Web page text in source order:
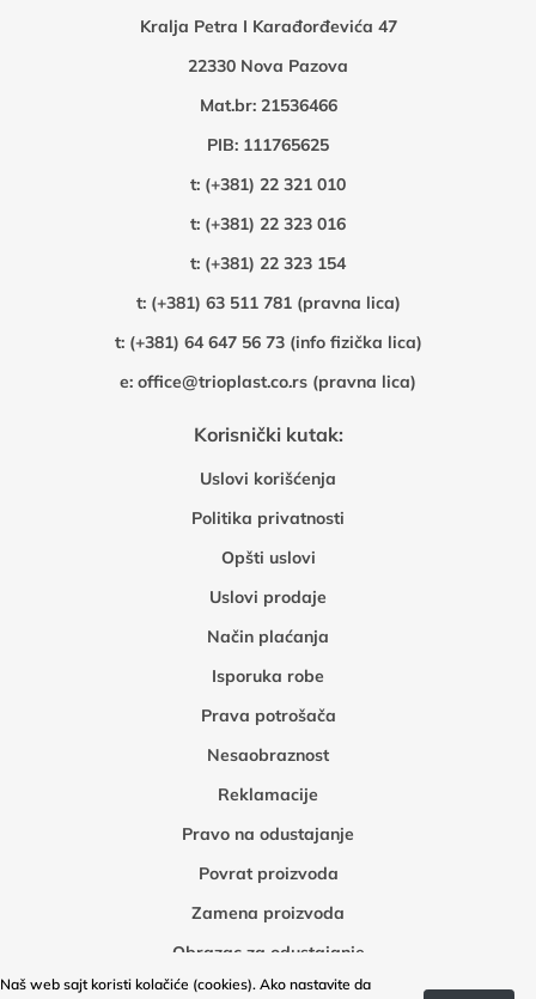
Kralja Petra I Karađorđevića 47
22330 Nova Pazova
Mat.br: 21536466
PIB: 111765625
t: (+381) 22 321 010
t: (+381) 22 323 016
t: (+381) 22 323 154
t: (+381) 63 511 781 (pravna lica)
t: (+381) 64 647 56 73 (info fizička lica)
e: office@trioplast.co.rs (pravna lica)
Korisnički kutak:
Uslovi korišćenja
Politika privatnosti
Opšti uslovi
Uslovi prodaje
Način plaćanja
Isporuka robe
Prava potrošača
Nesaobraznost
Reklamacije
Pravo na odustajanje
Povrat proizvoda
Zamena proizvoda
Obrazac za odustajanje
Obrazac za povrat robe
Naš web sajt koristi kolačiće (cookies). Ako nastavite da